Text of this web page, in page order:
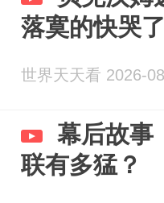
落寞的快哭
世界天天看 2026-
幕后故事
联有多猛？